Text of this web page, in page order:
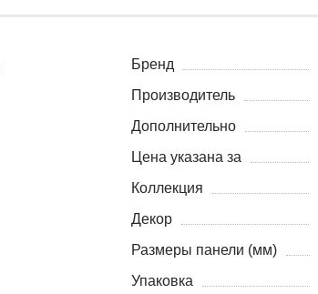
Бренд
Производитель
Дополнительно
Цена указана за
Коллекция
Декор
Размеры панели (мм)
Упаковка